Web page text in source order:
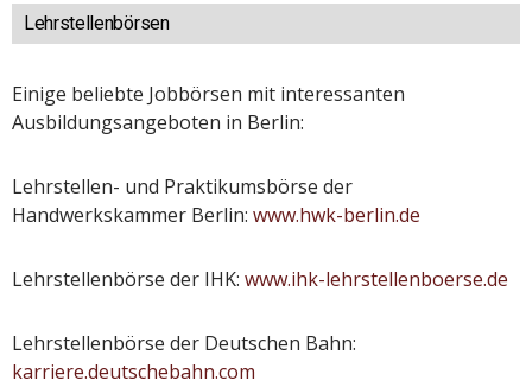
Lehrstellenbörsen
Einige beliebte Jobbörsen mit interessanten
Ausbildungsangeboten in Berlin:
Lehrstellen- und Praktikumsbörse der
Handwerkskammer Berlin: www.hwk-berlin.de
Lehrstellenbörse der IHK: www.ihk-lehrstellenboerse.de
Lehrstellenbörse der Deutschen Bahn:
karriere.deutschebahn.com